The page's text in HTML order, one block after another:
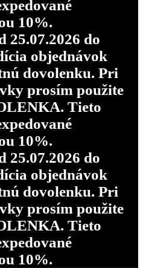
10%.
25.07.2026 do
objednávok
dovolenku. Pri
prosím použite
Tieto
10%.
25.07.2026 do
objednávok
dovolenku. Pri
prosím použite
Tieto
10%.